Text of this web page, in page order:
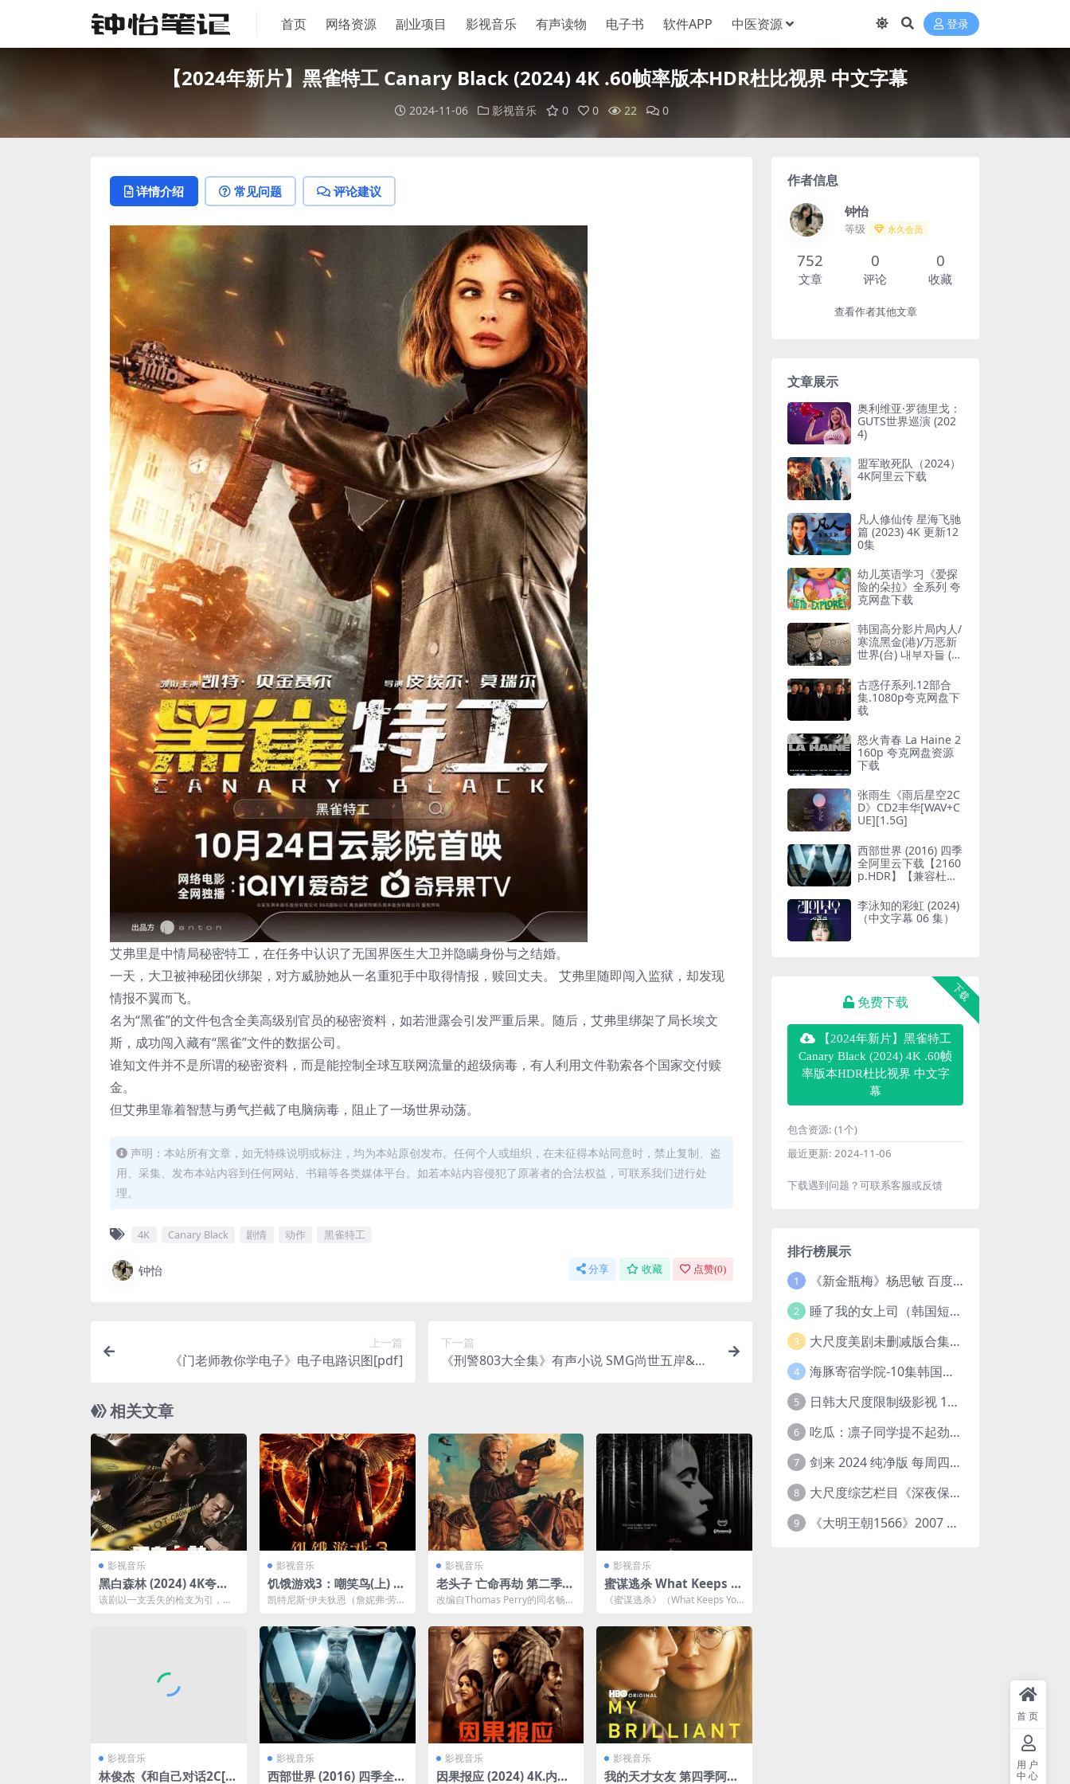
首页 网络资源 副业项目 影视音乐 有声读物 电子书 软件APP 中医资源 登录
【2024年新片】黑雀特工 Canary Black (2024) 4K .60帧率版本HDR杜比视界 中文字幕
2024-11-06 影视音乐 0 0 22 0
详情介绍 常见问题 评论建议
艾弗里是中情局秘密特工，在任务中认识了无国界医生大卫并隐瞒身份与之结婚。
一天，大卫被神秘团伙绑架，对方威胁她从一名重犯手中取得情报，赎回丈夫。 艾弗里随即闯入监狱，却发现
情报不翼而飞。
名为“黑雀”的文件包含全美高级别官员的秘密资料，如若泄露会引发严重后果。随后，艾弗里绑架了局长埃文
斯，成功闯入藏有“黑雀”文件的数据公司。
谁知文件并不是所谓的秘密资料，而是能控制全球互联网流量的超级病毒，有人利用文件勒索各个国家交付赎
金。
但艾弗里靠着智慧与勇气拦截了电脑病毒，阻止了一场世界动荡。
声明：本站所有文章，如无特殊说明或标注，均为本站原创发布。任何个人或组织，在未征得本站同意时，禁止复制、盗
用、采集、发布本站内容到任何网站、书籍等各类媒体平台。如若本站内容侵犯了原著者的合法权益，可联系我们进行处
理。
4K Canary Black 剧情 动作 黑雀特工
钟怡 分享 收藏 点赞(0)
上一篇
《门老师教你学电子》电子电路识图[pdf]
下一篇
《刑警803大全集》有声小说 SMG尚世五岸&上
相关文章
影视音乐
黑白森林 (2024) 4K夸克
网盘资源下载
该剧以一支丢失的枪支为引，勾
影视音乐
饥饿游戏3：嘲笑鸟(上) T
he Hunger Games: Mo
p remux (2014) 72.12G
B 中文字幕
凯特尼斯·伊夫狄恩（詹妮弗·劳伦
家被毁了，可她却活了...
影视音乐
老头子 亡命再劫 第二季
(含第一季)✨每周五已更
0 / 杜比5.1环绕声】
改编自Thomas Perry的同名畅销
has...
影视音乐
蜜谋逃杀 What Keeps Y
ou Alive (2018)
《蜜谋逃杀》（What Keeps You
影视音乐
林俊杰《和自己对话2C[台
影视音乐
西部世界 (2016) 四季全阿
影视音乐
因果报应 (2024) 4K.内封
影视音乐
我的天才女友 第四季阿里
作者信息
钟怡
等级 永久会员
752
文章
0
评论
0
收藏
查看作者其他文章
文章展示
奥利维亚·罗德里戈：
GUTS世界巡演 (202
4)
盟军敢死队（2024）
4K阿里云下载
凡人修仙传 星海飞驰
篇 (2023) 4K 更新12
0集
幼儿英语学习《爱探
险的朵拉》全系列 夸
克网盘下载
韩国高分影片局内人/
寒流黑金(港)/万恶新
世界(台) 내부자들 (2
中字
古惑仔系列.12部合
集.1080p夸克网盘下
载
怒火青春 La Haine 2
160p 夸克网盘资源
下载
张雨生《雨后星空2C
D》CD2丰华[WAV+C
UE][1.5G]
西部世界 (2016) 四季
全阿里云下载【2160
p.HDR】【兼容杜比
20G/集 补链
李泳知的彩虹 (2024)
（中文字幕 06 集）
下载
免费下载
【2024年新片】黑雀特工
Canary Black (2024) 4K .60帧
率版本HDR杜比视界 中文字
幕
包含资源: (1个)
最近更新: 2024-11-06
下载遇到问题？可联系客服或反馈
排行榜展示
1 《新金瓶梅》杨思敏 百度云网盘下载.1080P阿里下载.国语中字.(1996)
2 睡了我的女上司（韩国短剧）4K超清/中字百度云网盘下载
3 大尺度美剧未删减版合集【22部】
4 海豚寄宿学院-10集韩国高颜值短剧
5 日韩大尺度限制级影视 120部大合集无删减版
6 吃瓜：凛子同学提不起劲/小怡loli 72V+23V+14V–24.02GB】
7 剑来 2024 纯净版 每周四已更【4K / 臻彩视听TV / 杜比音】附电子书百度网盘下载
8 大尺度综艺栏目《深夜保健室》 [台综]夸克网盘下载
9 《大明王朝1566》2007 中国大陆 4K+2K修复 [国语 46集 192G]
首页
用户
中心